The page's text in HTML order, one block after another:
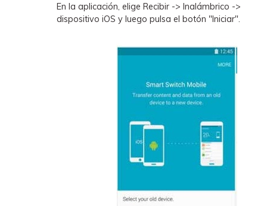
En la aplicación, elige Recibir -> Inalámbrico ->
dispositivo iOS y luego pulsa el botón "Iniciar".